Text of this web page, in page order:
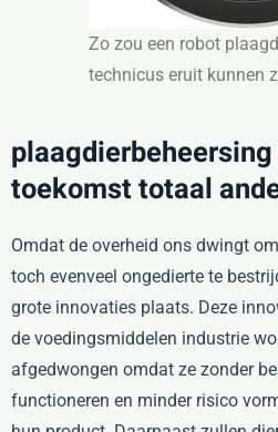
Zo zou een robot
technicus eruit kunnen
toekomst totaal
Omdat de overheid ons dwingt
toch evenveel ongedierte te
grote innovaties plaats. Deze
de voedingsmiddelen industrie
afgedwongen omdat ze zonder
functioneren en minder risico